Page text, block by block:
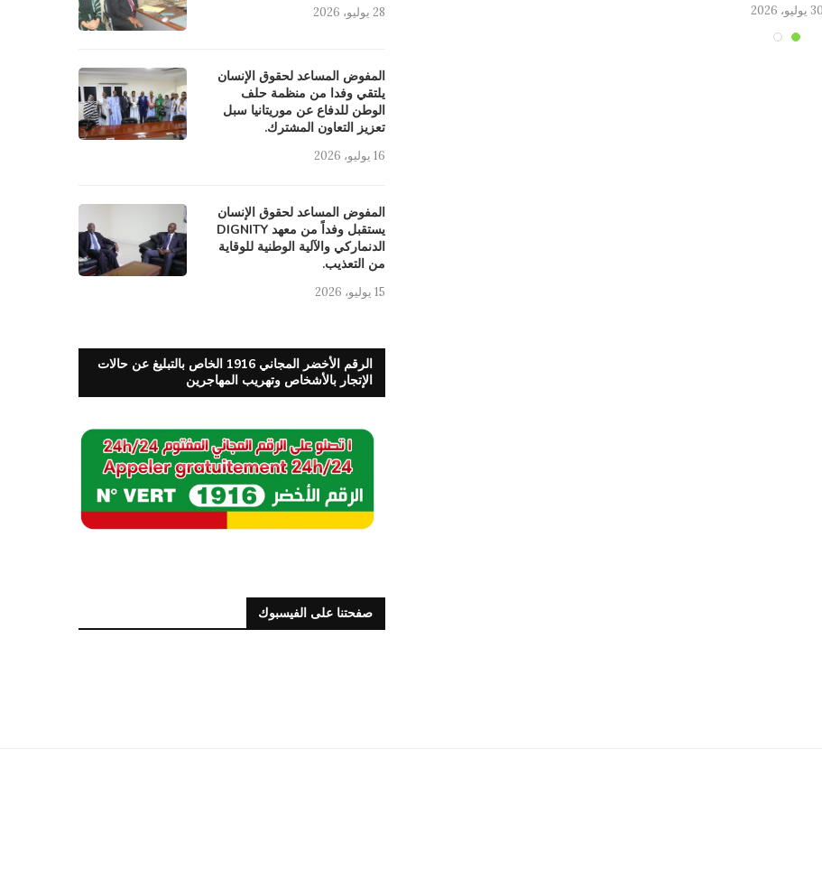
30 يوليو، 2026 28 يوليو، 2026 16 يوليو، 2026 28 يوليو، 2026
المفوض المساعد لحقوق الإنسان
يلتقي وفدا من منظمة حلف
الوطن للدفاع عن موريتانيا سبل
تعزيز التعاون المشترك.
16 يوليو، 2026
المفوض المساعد لحقوق الإنسان
يستقبل وفداً من معهد DIGNITY
الدنماركي والآلية الوطنية للوقاية
من التعذيب.
15 يوليو، 2026
الرقم الأخضر المجاني 1916 الخاص بالتبليغ عن حالات
الإتجار بالأشخاص وتهريب المهاجرين
صفحتنا على الفيسبوك